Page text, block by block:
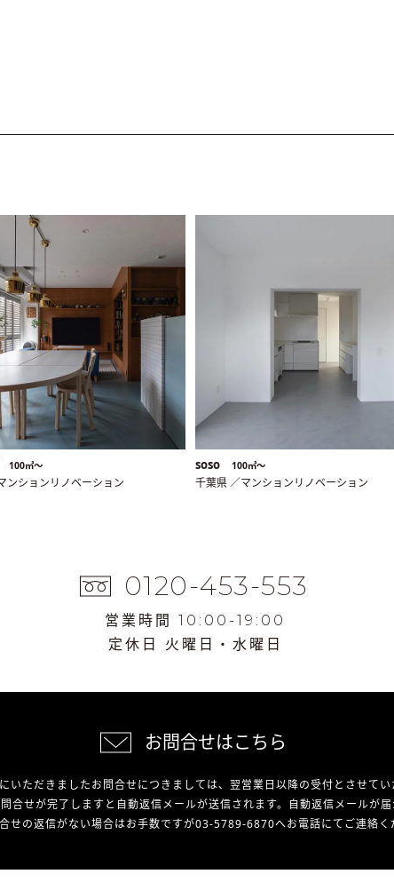
100㎡〜
ンションリノベーション
soso 100㎡〜
千葉県 ／マンションリノベーション
0120-453-553
営業時間 10:00-19:00
定休日 火曜日・水曜日
お問合せはこちら
いただきましたお問合せにつきましては、翌営業日以降の受付とさせてい
合せが完了しますと自動返信メールが送信されます。自動返信メールが届
せの返信がない場合はお手数ですが03-5789-6870へお電話にてご連絡く